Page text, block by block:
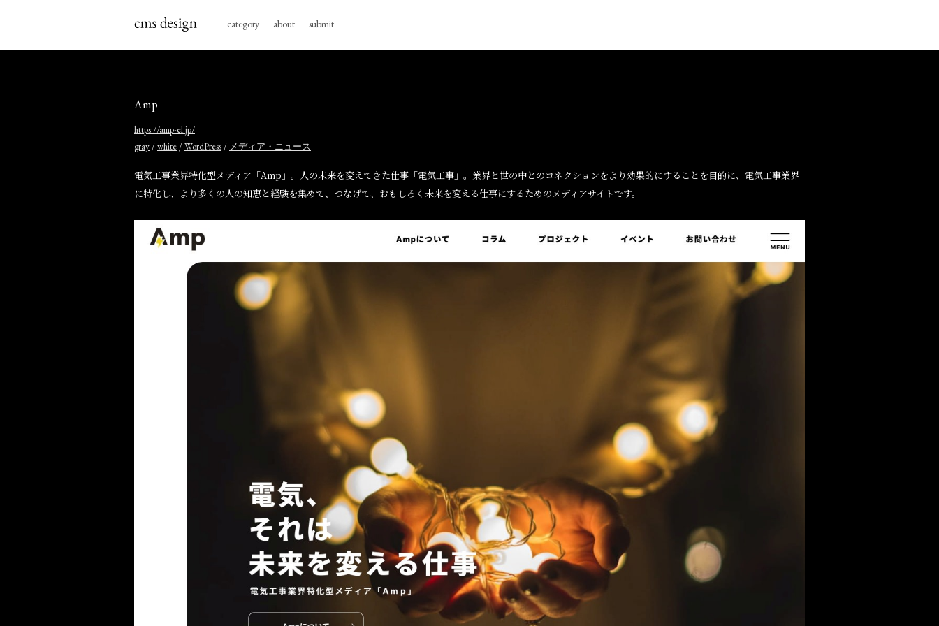
category about submit
Amp
https://amp-el.jp/
gray /white /WordPress / メディア・ニュース
電気工事業界特化型メディア「Amp」。人の未来を変えてきた仕事「電気工事」。業界と世の中とのコネクションをより効果的にすることを目的に、電気工事業界
に特化し、より多くの人の知恵と経験を集めて、つなげて、おもしろく未来を変える仕事にするためのメディアサイトです。